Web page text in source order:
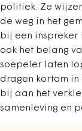
politiek. Ze
de weg in het
bij een inspreker
ook het belang
soepeler laten
dragen kortom in
bij aan het
samenleving en